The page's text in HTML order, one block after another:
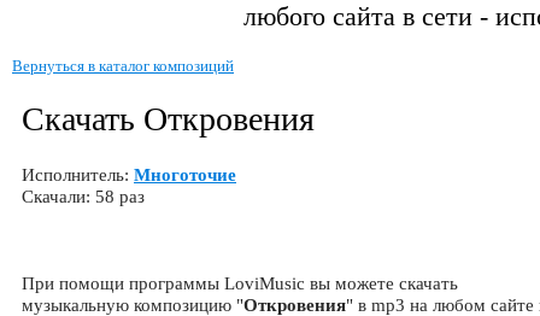
любого сайта в сети -
Вернуться в каталог композиций
Скачать Откровения
Исполнитель: Многоточие
Скачали: 58 раз
При помощи программы LoviMusic вы можете скачать
музыкальную композицию "Откровения" в mp3 на любом сайте